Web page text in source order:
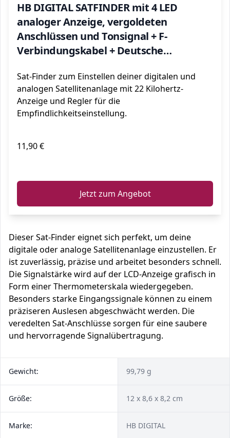
HB DIGITAL SATFINDER mit 4 LED
analoger Anzeige, vergoldeten
Anschlüssen und Tonsignal + F-
Verbindungskabel + Deutsche
Sat-Finder zum Einstellen deiner digitalen und
analogen Satellitenanlage mit 22 Kilohertz-
Anzeige und Regler für die
Empfindlichkeitseinstellung.
11,90 €
Jetzt zum Angebot
Dieser Sat-Finder eignet sich perfekt, um deine
digitale oder analoge Satellitenanlage einzustellen. Er
ist zuverlässig, präzise und arbeitet besonders schnell.
Die Signalstärke wird auf der LCD-Anzeige grafisch in
Form einer Thermometerskala wiedergegeben.
Besonders starke Eingangssignale können zu einem
präziseren Auslesen abgeschwächt werden. Die
veredelten Sat-Anschlüsse sorgen für eine saubere
und hervorragende Signalübertragung.
Gewicht: 99,79 g
Größe: 12 x 8,6 x 8,2 cm
Marke: HB DIGITAL